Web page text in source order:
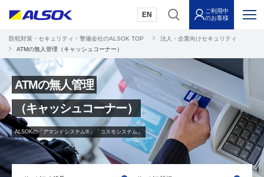
EN
ご利用中
のお客様
防犯対策・セキュリティ・警備会社のALSOK TOP
法人・企業向けセキュリティ
ATMの無人管理（キャッシュコーナー）
ATMの無人管理
（キャッシュコーナー）
ALSOKの「アマンドシステム®」「コスモシステム」